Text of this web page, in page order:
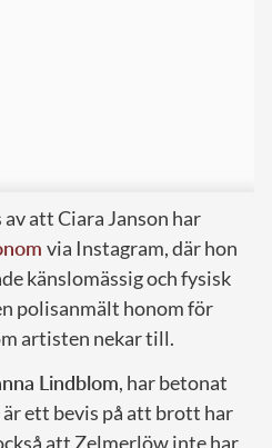
att Ciara Janson har
via Instagram, där hon
känslomässig och fysisk
polisanmält honom för
artisten nekar till.
Lindblom, har betonat
ett bevis på att brott har
att Zelmerlöw inte har